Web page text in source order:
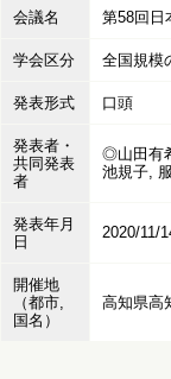
会議名 第58回日
学会区分 全国規模
発表形式 口頭
発表者・
共同発表
者
◎山田有
池規子,
発表年月
日
2020/11/
開催地
（都市,
国名）
高知県高